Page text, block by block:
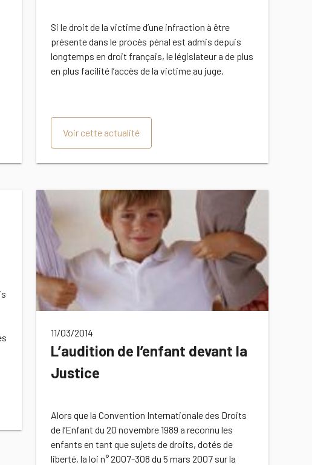
Si le droit de la victime d’une infraction à être
présente dans le procès pénal est admis depuis
longtemps en droit français, le législateur a de plus
en plus facilité l’accès de la victime au juge.
Voir cette actualité
11/03/2014
L’audition de l’enfant devant la
Justice
Alors que la Convention Internationale des Droits
de l’Enfant du 20 novembre 1989 a reconnu les
enfants en tant que sujets de droits, dotés de
liberté, la loi n° 2007-308 du 5 mars 2007 sur la